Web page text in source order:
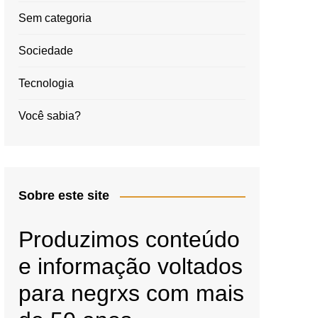
Sem categoria
Sociedade
Tecnologia
Você sabia?
Sobre este site
Produzimos conteúdo
e informação voltados
para negrxs com mais